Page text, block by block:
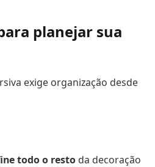
planejar sua
exige organização desde
todo o resto da decoração